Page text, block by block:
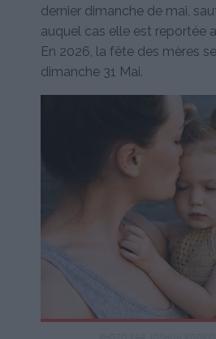
dernier dimanche de mai,
auquel cas elle est reportée
En 2026, la fête des mères
dimanche 31 Mai.